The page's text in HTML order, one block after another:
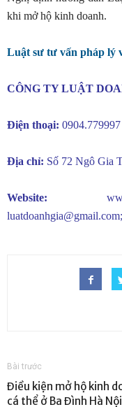
khi mở hộ kinh doanh.
Luật sư tư vấn pháp lý
CÔNG TY LUẬT
Điện thoại:
Địa chỉ: Số 72 Ngô Gia
Website:
luatdoanhgia@gmail.com;
Bài trước
Điều kiện mở hộ kinh
cá thể ở Ba Đình Hà Nội